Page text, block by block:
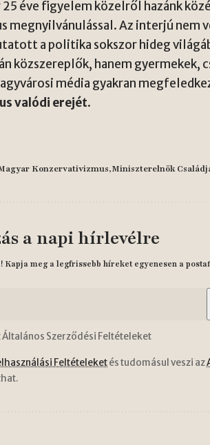
éve figyelem közelről hazánk
megnyilvánulással. Az interjú nem
a politika sokszor hideg
közszereplők, hanem gyermekek,
média gyakran
valódi erejét.
Konzervativizmus Miniszterelnök
a napi hírlevélre
Kapja meg a legfrissebb híreket egyenesen a
Szerződési Feltételeket
Feltételeketés tudomásul veszi az